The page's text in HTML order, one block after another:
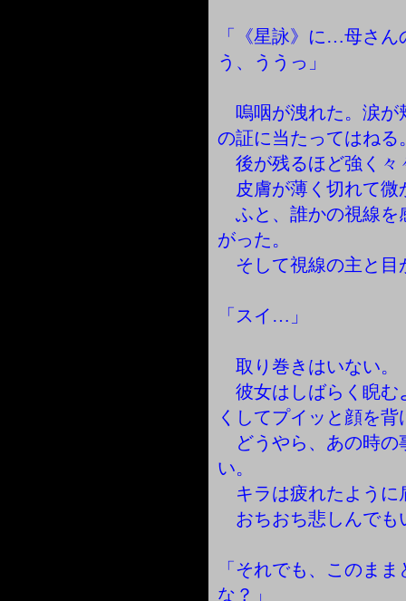
「《星詠》に…母さ
う、ううっ」
嗚咽が洩れた。涙が
の証に当たってはねる
後が残るほど強く々
皮膚が薄く切れて微
ふと、誰かの視線を
がった。
そして視線の主と目
「スイ…」
取り巻きはいない。
彼女はしばらく睨む
くしてプイッと顔を
どうやら、あの時の
い。
キラは疲れたように
おちおち悲しんでも
「それでも、このま
な？」